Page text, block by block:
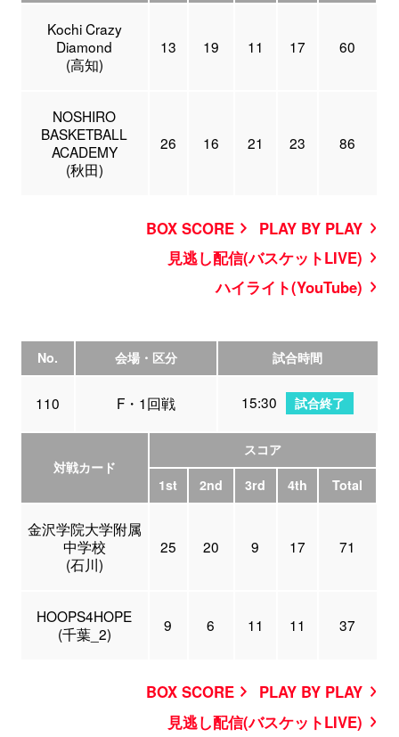
Kochi Crazy
Diamond
(高知)
13 19 11 17 60
NOSHIRO
BASKETBALL
ACADEMY
(秋田)
26 16 21 23 86
BOX SCORE
PLAY BY PLAY
見逃し配信(バスケットLIVE)
ハイライト(YouTube)
No. 会場・区分 試合時間
110 F・1回戦 15:30 試合終了
対戦カード
スコア
1st
2nd 3rd 4th Total
金沢学院大学附属
中学校
(石川)
25 20 9 17 71
HOOPS4HOPE
(千葉_2)
9 6 11 11 37
BOX SCORE
PLAY BY PLAY
見逃し配信(バスケットLIVE)